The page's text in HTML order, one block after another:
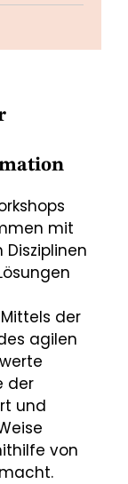
mit
der
agilen
der
und
von